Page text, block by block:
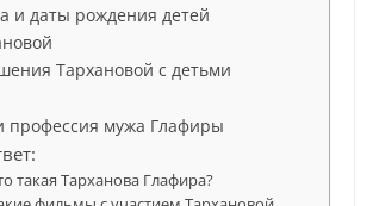
и даты рождения детей
Тархановой с детьми
профессия мужа Глафиры
такая Тарханова Глафира?